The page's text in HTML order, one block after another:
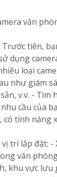
văn
Trước tiên,
dụng
loại
như giám
v.v. - Tìm
cầu của
tính năng
trí lắp đặt: -
văn
khu vực lưu